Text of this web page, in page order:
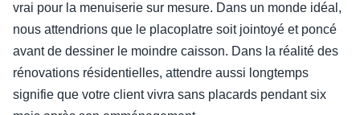
vrai pour la menuiserie sur mesure. Dans un monde idéal,
nous attendrions que le placoplatre soit jointoyé et poncé
avant de dessiner le moindre caisson. Dans la réalité des
rénovations résidentielles, attendre aussi longtemps
signifie que votre client vivra sans placards pendant six